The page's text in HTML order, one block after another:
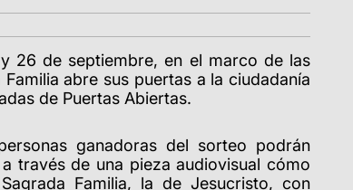
26 de septiembre, en el marco de las
abre sus puertas a la ciudadanía
de Puertas Abiertas.
ganadoras del sorteo podrán
través de una pieza audiovisual cómo
Familia, la de Jesucristo, con